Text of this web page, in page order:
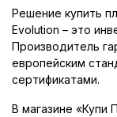
Решение купить
Evolution – это
Производитель
европейским
сертификатами.
В магазине «Купи